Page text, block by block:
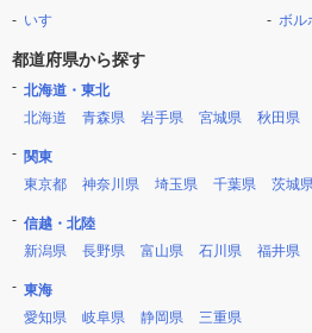
いすゞ
ボル
都道府県から探す
北海道・東北
北海道
青森県 岩手県 宮城県 秋田県
関東
東京都
神奈川県 埼玉県 千葉県 茨城
信越・北陸
新潟県
長野県 富山県 石川県 福井県
東海
愛知県
岐阜県 静岡県 三重県